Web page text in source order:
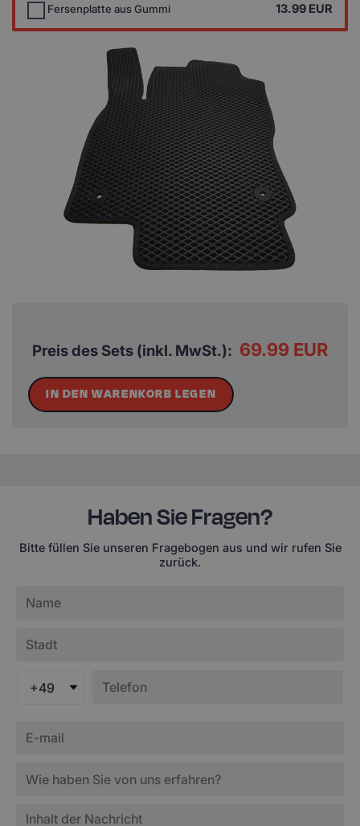
Fersenplatte aus Gummi 13.99 EUR
Preis des Sets (inkl. MwSt.): 69.99 EUR
IN DEN WARENKORB LEGEN
Haben Sie Fragen?
Bitte füllen Sie unseren Fragebogen aus und wir rufen Sie
zurück.
+49